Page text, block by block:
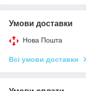
Умови доставки
Нова Пошта
Всі умови доставки